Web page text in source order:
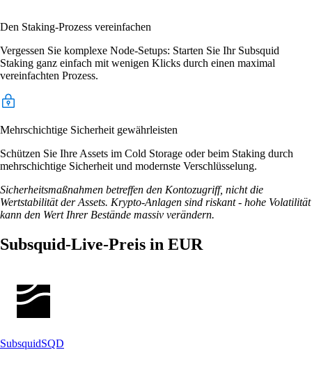
Den Staking-Prozess vereinfachen
Vergessen Sie komplexe Node-Setups: Starten Sie Ihr Subsquid
Staking ganz einfach mit wenigen Klicks durch einen maximal
vereinfachten Prozess.
Mehrschichtige Sicherheit gewährleisten
Schützen Sie Ihre Assets im Cold Storage oder beim Staking durch
mehrschichtige Sicherheit und modernste Verschlüsselung.
Sicherheitsmaßnahmen betreffen den Kontozugriff, nicht die
Wertstabilität der Assets. Krypto-Anlagen sind riskant - hohe Volatilität
kann den Wert Ihrer Bestände massiv verändern.
Subsquid-Live-Preis in EUR
SubsquidSQD